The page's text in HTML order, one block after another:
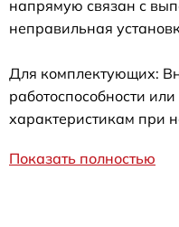
напрямую связан с
неправильная
Для комплектующих:
работоспособности
характеристикам при
Показать полностью